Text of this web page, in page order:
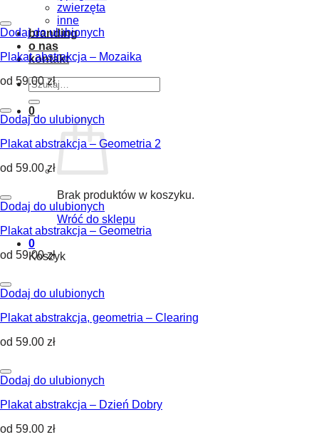
zwierzęta
inne
branding
o nas
kontakt
Szukaj:
0
Brak produktów w koszyku.
Wróć do sklepu
0
Koszyk
Dodaj do ulubionych
Plakat abstrakcja – Mozaika
od 59.00zł
Dodaj do ulubionych
Plakat abstrakcja – Geometria 2
od 59.00zł
Dodaj do ulubionych
Plakat abstrakcja – Geometria
od 59.00zł
Dodaj do ulubionych
Plakat abstrakcja, geometria – Clearing
od 59.00 zł
Dodaj do ulubionych
Plakat abstrakcja – Dzień Dobry
od 59.00 zł